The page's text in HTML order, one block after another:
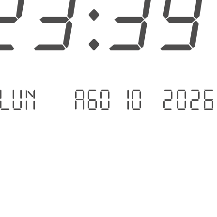
lun. - ago 10 .2026